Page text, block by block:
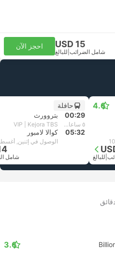
USD 15
شامل الضرائب للبالغ
احجز الآن
4.6
للبالغ
حافلة
00:29
بتروورث
٥ ساعات و‫3 دقائق VIP | Kejora TBS
05:32 كوالا لامبور
الوصول في إثنين,
شامل
3.6